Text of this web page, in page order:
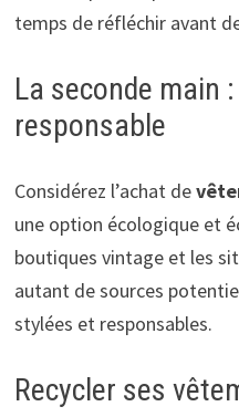
temps de réfléchir avant
La seconde main
responsable
Considérez l’achat de
une option écologique et
boutiques vintage et les
autant de sources
stylées et responsables.
Recycler ses